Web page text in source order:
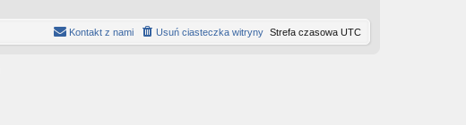
Strefa czasowa UTC
Usuń ciasteczka witryny
Kontakt z nami